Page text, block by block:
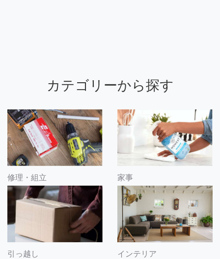
カテゴリーから探す
修理・組立 家事
引っ越し インテリア